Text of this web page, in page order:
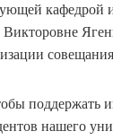
кафедрой
поддержать
нашего